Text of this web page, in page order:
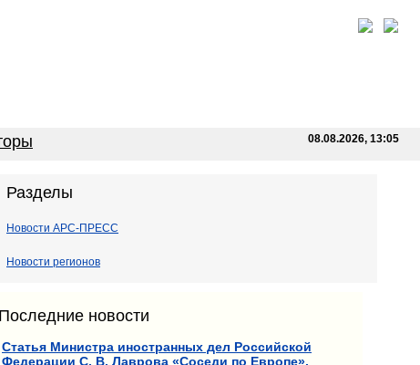
08.08.2026, 13:05
Разделы
Новости АРС-ПРЕСС
Новости регионов
Последние новости
Статья Министра иностранных дел Российской
Федерации С. В. Лаврова «Соседи по Европе».